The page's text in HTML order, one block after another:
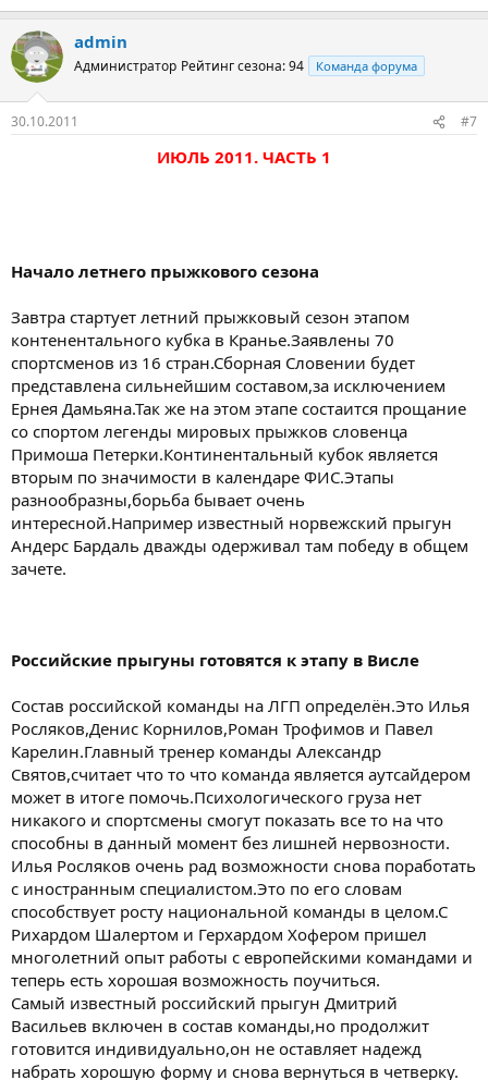
admin
Администратор Рейтинг сезона: 94 Команда форума
30.10.2011 #7
ИЮЛЬ 2011. ЧАСТЬ 1
Начало летнего прыжкового сезона
Завтра стартует летний прыжковый сезон этапом
контенентального кубка в Кранье.Заявлены 70
спортсменов из 16 стран.Сборная Словении будет
представлена сильнейшим составом,за исключением
Ернея Дамьяна.Так же на этом этапе состаится прощание
со спортом легенды мировых прыжков словенца
Примоша Петерки.Континентальный кубок является
вторым по значимости в календаре ФИС.Этапы
разнообразны,борьба бывает очень
интересной.Например известный норвежский прыгун
Андерс Бардаль дважды одерживал там победу в общем
зачете.
Российские прыгуны готовятся к этапу в Висле
Состав российской команды на ЛГП определён.Это Илья
Росляков,Денис Корнилов,Роман Трофимов и Павел
Карелин.Главный тренер команды Александр
Святов,считает что то что команда является аутсайдером
может в итоге помочь.Психологического груза нет
никакого и спортсмены смогут показать все то на что
способны в данный момент без лишней нервозности.
Илья Росляков очень рад возможности снова поработать
с иностранным специалистом.Это по его словам
способствует росту национальной команды в целом.С
Рихардом Шалертом и Герхардом Хофером пришел
многолетний опыт работы с европейскими командами и
теперь есть хорошая возможность поучиться.
Самый известный российский прыгун Дмитрий
Васильев включен в состав команды,но продолжит
готовится индивидуально,он не оставляет надежд
набрать хорошую форму и снова вернуться в четверку.